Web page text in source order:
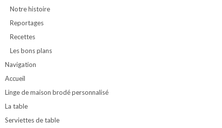
Notre histoire
Reportages
Recettes
Les bons plans
Navigation
Accueil
Linge de maison brodé personnalisé
La table
Serviettes de table